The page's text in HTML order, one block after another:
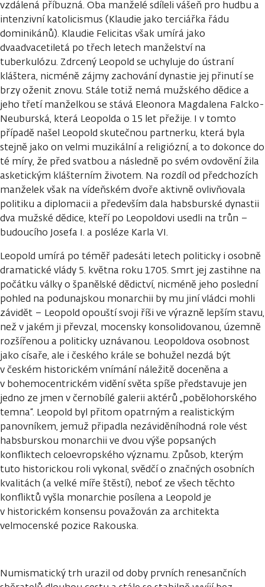
vzdálená příbuzná. Oba manželé sdíleli vášeň pro hudbu a
intenzivní katolicismus (Klaudie jako terciářka řádu
dominikánů). Klaudie Felicitas však umírá jako
dvaadvacetiletá po třech letech manželství na
tuberkulózu. Zdrcený Leopold se uchyluje do ústraní
kláštera, nicméně zájmy zachování dynastie jej přinutí se
brzy oženit znovu. Stále totiž nemá mužského dědice a
jeho třetí manželkou se stává Eleonora Magdalena Falcko-
Neuburská, která Leopolda o 15 let přežije. I v tomto
případě našel Leopold skutečnou partnerku, která byla
stejně jako on velmi muzikální a religiózní, a to dokonce do
té míry, že před svatbou a následně po svém ovdovění žila
asketickým klášterním životem. Na rozdíl od předchozích
manželek však na vídeňském dvoře aktivně ovlivňovala
politiku a diplomacii a především dala habsburské dynastii
dva mužské dědice, kteří po Leopoldovi usedli na trůn –
budoucího Josefa I. a posléze Karla VI.
Leopold umírá po téměř padesáti letech politicky i osobně
dramatické vlády 5. května roku 1705. Smrt jej zastihne na
počátku války o španělské dědictví, nicméně jeho poslední
pohled na podunajskou monarchii by mu jiní vládci mohli
závidět – Leopold opouští svoji říši ve výrazně lepším stavu,
než v jakém ji převzal, mocensky konsolidovanou, územně
rozšířenou a politicky uznávanou. Leopoldova osobnost
jako císaře, ale i českého krále se bohužel nezdá být
v českém historickém vnímání náležitě doceněna a
v bohemocentrickém vidění světa spíše představuje jen
jedno ze jmen v černobílé galerii aktérů „pobělohorského
temna“. Leopold byl přitom opatrným a realistickým
panovníkem, jemuž připadla nezáviděníhodná role vést
habsburskou monarchii ve dvou výše popsaných
konfliktech celoevropského významu. Způsob, kterým
tuto historickou roli vykonal, svědčí o značných osobních
kvalitách (a velké míře štěstí), neboť ze všech těchto
konfliktů vyšla monarchie posílena a Leopold je
v historickém konsensu považován za architekta
velmocenské pozice Rakouska.
Numismatický trh urazil od doby prvních renesančních